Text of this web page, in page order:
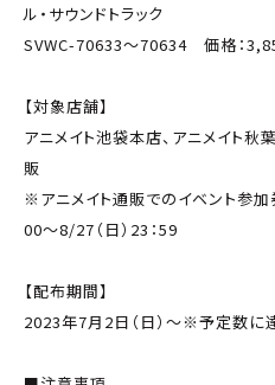
ル・サウンドトラック
SVWC-70633～70634 価格：
【対象店舗】
アニメイト池袋本店、アニメイト秋
販
※アニメイト通販でのイベント参加
00～8/27（日）23：59
【配布期間】
2023年7月2日（日）～※予定数に